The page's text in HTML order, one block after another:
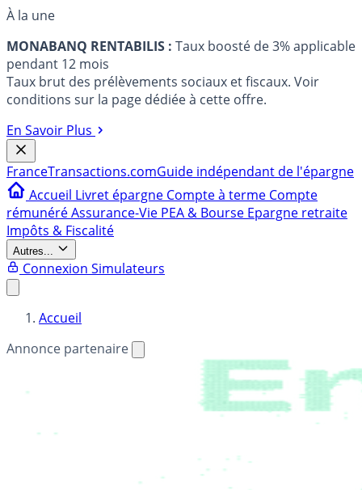
À la une
MONABANQ RENTABILIS : Taux boosté de 3% applicable
pendant 12 mois
Taux brut des prélèvements sociaux et fiscaux. Voir
conditions sur la page dédiée à cette offre.
En Savoir Plus
FranceTransactions.comGuide indépendant de l'épargne
Accueil Livret épargne Compte à terme Compte
rémunéréAssurance-Vie PEA & Bourse Epargne retraite
Impôts & Fiscalité
Autres...
Connexion Simulateurs
Accueil
Annonce partenaire